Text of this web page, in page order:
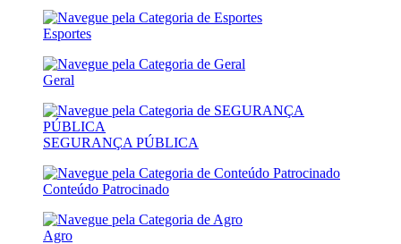
Esportes
Geral
SEGURANÇA PÚBLICA
Conteúdo Patrocinado
Agro